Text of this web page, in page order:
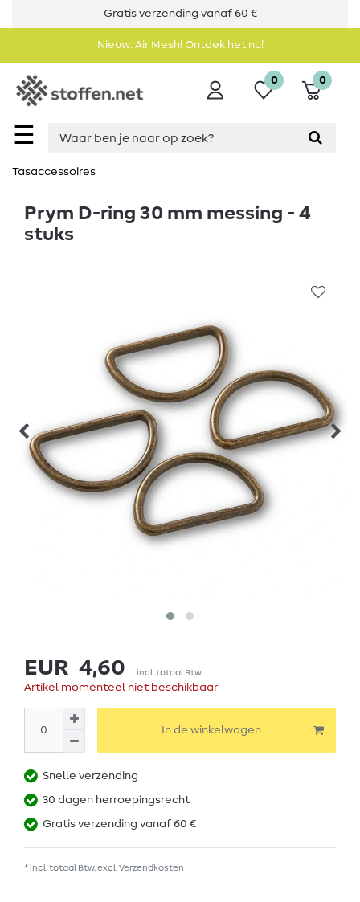
Gratis verzending vanaf 60 €
Nieuw: Air Mesh! Ontdek het nu!
☰
0 0
Tasaccessoires
Prym D-ring 30 mm messing - 4
stuks
EUR 4,60 incl. totaal Btw.
Artikel momenteel niet beschikbaar
In de winkelwagen
Snelle verzending
30 dagen herroepingsrecht
Gratis verzending vanaf 60 €
* incl. totaal Btw. excl.Verzendkosten